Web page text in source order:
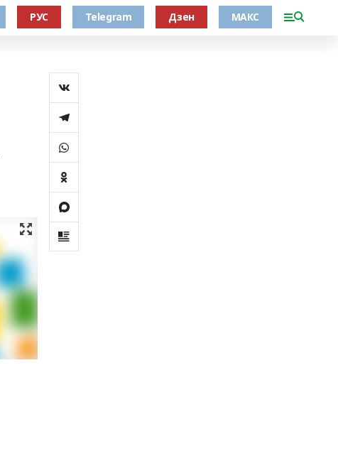
РУС Telegram Дзен МАКС